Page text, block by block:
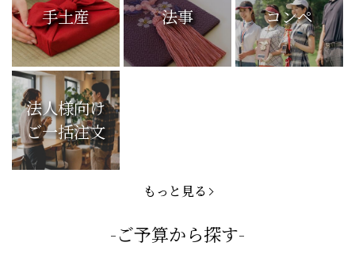
手土産 法事 コンペ
法人様向け
ご一括注文
もっと見る
-ご予算から探す-